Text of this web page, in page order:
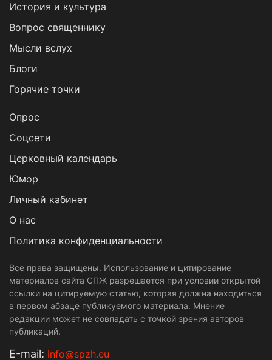
История и культура
Вопрос священнику
Мысли вслух
Блоги
Горячие точки
Опрос
Cоцсети
Церковный календарь
Юмор
Личный кабинет
О нас
Политика конфиденциальности
Все права защищены. Использование и цитирование
материалов сайта СПЖ разрешается при условии открытой
ссылки на цитируемую статью, которая должна находиться
в первом абзаце публикуемого материала. Мнение
редакции может не совпадать с точкой зрения авторов
публикаций.
Е-mail: info@spzh.eu